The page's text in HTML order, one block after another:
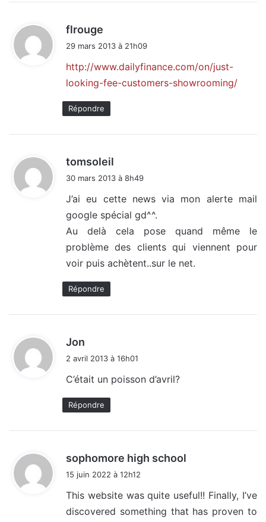
flrouge
:
29 mars 2013 à 21h09
http://www.dailyfinance.com/on/just-
looking-fee-customers-showrooming/
Répondre
tomsoleil
:
30 mars 2013 à 8h49
J’ai eu cette news via mon alerte mail
google spécial gd^^.
Au delà cela pose quand même le
problème des clients qui viennent pour
voir puis achètent..sur le net.
Répondre
Jon
2 avril 2013 à 16h01
C’était un poisson d’avril?
Répondre
sophomore high school
:
15 juin 2022 à 12h12
This website was quite useful!! Finally, I’ve
discovered something that has proven to